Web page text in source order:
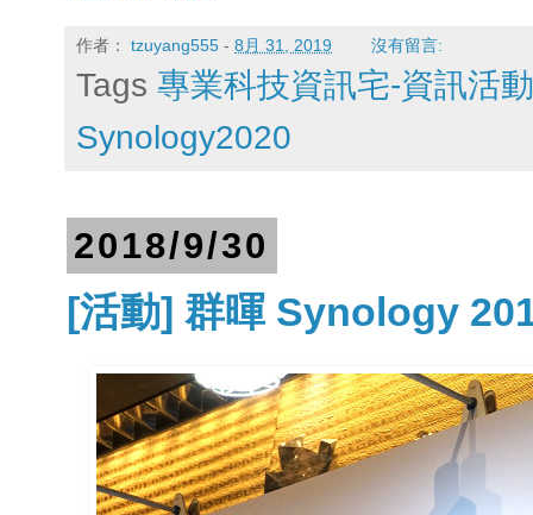
作者： tzuyang555 - 8月 31, 2019 沒有留言:
Tags 專業科技資訊宅-資訊活動
Synology2020
2018/9/30
[活動] 群暉 Synology